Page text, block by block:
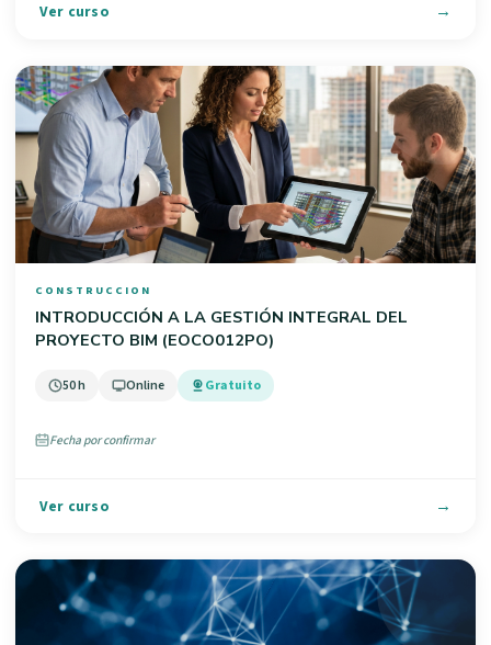
Ver curso
CONSTRUCCION
INTRODUCCIÓN A LA GESTIÓN INTEGRAL DEL
PROYECTO BIM (EOCO012PO)
50 h Online Gratuito
Fecha por confirmar
Ver curso